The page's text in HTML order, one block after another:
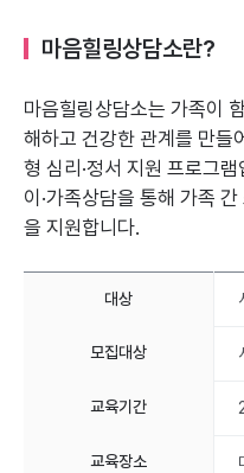
마음힐링상담소란?
마음힐링상담소는 가족이
해하고 건강한 관계를 만들
형 심리·정서 지원 프로그램
이·가족상담을 통해 가족
을 지원합니다.
대상
모집대상
교육기간
교육장소